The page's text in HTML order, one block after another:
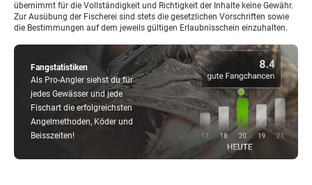
Fangstatistiken
Als Pro-Angler siehst du für
jedes Gewässer und jede
Fischart die erfolgreichsten
Angelmethoden, Köder und
Beisszeiten!
übernimmt für die Vollständigkeit und Richtigkeit der Inhalte keine Gewähr.
Zur Ausübung der Fischerei sind stets die gesetzlichen Vorschriften sowie
die Bestimmungen auf dem jeweils gültigen Erlaubnisschein einzuhalten.